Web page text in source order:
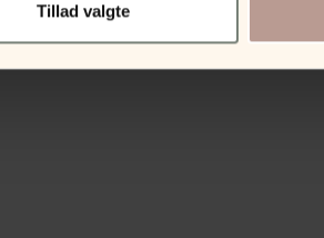
Tillad valgte